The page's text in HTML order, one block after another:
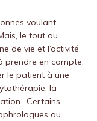
voulant
le tout au
de vie et l’activité
prendre en compte.
le patient à une
la
Certains
ou